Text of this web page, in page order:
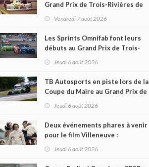
Grand Prix de Trois-Rivières de
1976
Vendredi 7 août 2026
Les Sprints Omnifab font leurs
débuts au Grand Prix de Trois-
Rivières avec un format inspiré
Jeudi 6 août 2026
TB Autosports en piste lors de la
Coupe du Maire au Grand Prix de
Trois-Rivières
Jeudi 6 août 2026
Deux événements phares à venir
pour le film Villeneuve :
L'ascension d'une légende (+
Jeudi 6 août 2026